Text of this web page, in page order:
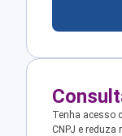
Tenha acesso
CNPJ e reduza